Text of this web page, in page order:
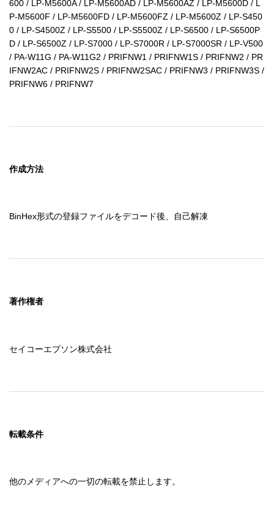
600 / LP-M5600A / LP-M5600AD / LP-M5600AZ / LP-M5600D / L
P-M5600F / LP-M5600FD / LP-M5600FZ / LP-M5600Z / LP-S450
0 / LP-S4500Z / LP-S5500 / LP-S5500Z / LP-S6500 / LP-S6500P
D / LP-S6500Z / LP-S7000 / LP-S7000R / LP-S7000SR / LP-V500
/ PA-W11G / PA-W11G2 / PRIFNW1 / PRIFNW1S / PRIFNW2 / PR
IFNW2AC / PRIFNW2S / PRIFNW2SAC / PRIFNW3 / PRIFNW3S /
PRIFNW6 / PRIFNW7
作成方法
BinHex形式の登録ファイルをデコード後、自己解凍
著作権者
セイコーエプソン株式会社
転載条件
他のメディアへの一切の転載を禁止します。